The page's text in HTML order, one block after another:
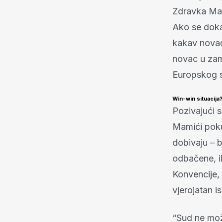
Zdravka
Ako se
kakav
novac u
Europskog
Win-win situacija?
Pozivajući
Mamići
dobivaju –
odbačene,
vjerojatan
“Sud ne